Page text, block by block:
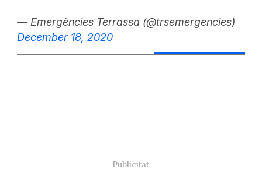
— Emergències Terrassa (@trsemergencies)
December 18, 2020